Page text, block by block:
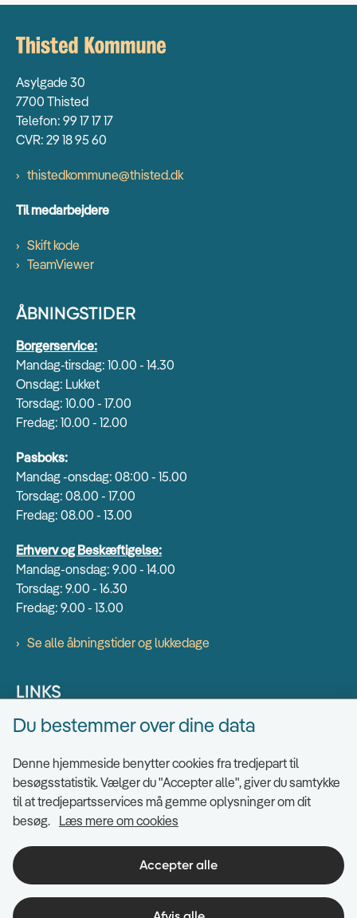
Asylgade 30
7700 Thisted
Telefon: 99 17 17 17
CVR: 29 18 95 60
thistedkommune@thisted.dk
Til medarbejdere
Skift kode
TeamViewer
ÅBNINGSTIDER
Borgerservice:
Mandag-tirsdag: 10.00 - 14.30
Onsdag: Lukket
Torsdag: 10.00 - 17.00
Fredag: 10.00 - 12.00
Pasboks:
Mandag -onsdag: 08:00 - 15.00
Torsdag: 08.00 - 17.00
Fredag: 08.00 - 13.00
Erhverv og Beskæftigelse:
Mandag-onsdag: 9.00 - 14.00
Torsdag: 9.00 - 16.30
Fredag: 9.00 - 13.00
Se alle åbningstider og lukkedage
LINKS
Find EAN numre
Tilgængelighedserklæring
Cookies
Ris og ros til hjemmesiden
Du bestemmer over dine data
Denne hjemmeside benytter cookies fra tredjepart til
besøgsstatistik. Vælger du "Accepter alle", giver du samtykke
til at tredjepartsservices må gemme oplysninger om dit
besøg. Læs mere om cookies
Accepter alle